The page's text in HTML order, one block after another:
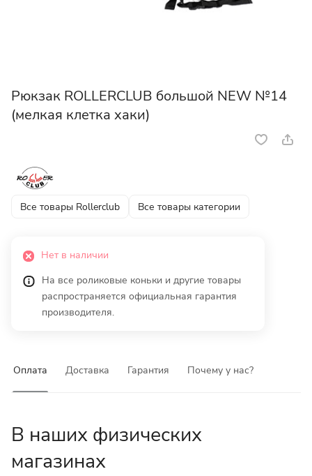
Рюкзак ROLLERCLUB большой NEW №14
(мелкая клетка хаки)
Все товары Rollerclub Все товары категории
Нет в наличии
На все роликовые коньки и другие товары
распространяется официальная гарантия
производителя.
Оплата Доставка Гарантия Почему у нас?
В наших физических
магазинах